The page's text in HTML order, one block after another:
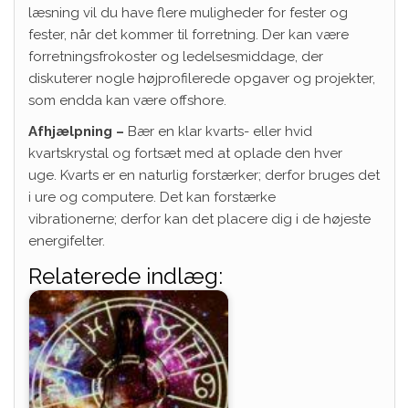
læsning vil du have flere muligheder for fester og
fester, når det kommer til forretning. Der kan være
forretningsfrokoster og ledelsesmiddage, der
diskuterer nogle højprofilerede opgaver og projekter,
som endda kan være offshore.
Afhjælpning – Bær en klar kvarts- eller hvid
kvartskrystal og fortsæt med at oplade den hver
uge. Kvarts er en naturlig forstærker; derfor bruges det
i ure og computere. Det kan forstærke
vibrationerne; derfor kan det placere dig i de højeste
energifelter.
Relaterede indlæg: